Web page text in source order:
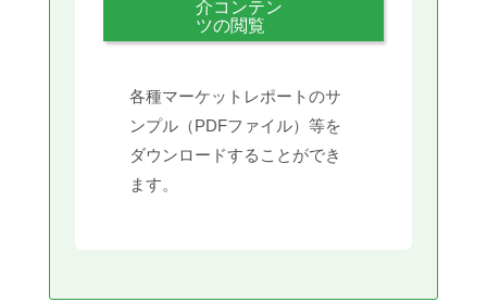
介コンテン
ツの閲覧
各種マーケットレポートのサ
ンプル（PDFファイル）等を
ダウンロードすることができ
ます。